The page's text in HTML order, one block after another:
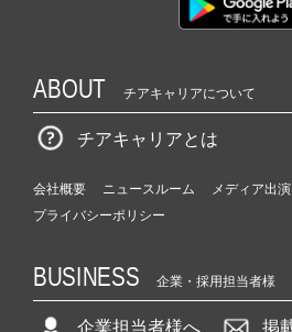
ABOUT チアキャリアについて
チアキャリアとは
会社概要 ニュースルーム
メディア出
プライバシーポリシー
BUSINESS 企業・採用担当者様
企業担当者様へ 掲